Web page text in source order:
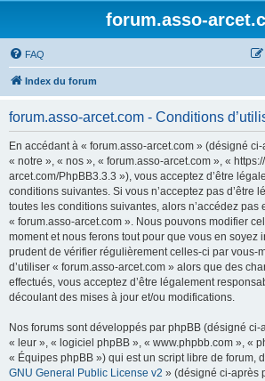
forum.asso-
FAQ
Index du forum
forum.asso-arcet.com - Conditions
En accédant à « forum.asso-arcet.com » (désigné
« notre », « nos », « forum.asso-arcet.com », «
arcet.com/PhpBB3.3.3 »), vous acceptez d’être
conditions suivantes. Si vous n’acceptez pas d’être
toutes les conditions suivantes, alors n’accédez pas
« forum.asso-arcet.com ». Nous pouvons modifier
moment et nous ferons tout pour que vous en soyez
prudent de vérifier régulièrement celles-ci par vous-
d’utiliser « forum.asso-arcet.com » alors que des
effectués, vous acceptez d’être légalement
découlant des mises à jour et/ou modifications.
Nos forums sont développés par phpBB (désigné ci-
« leur », « logiciel phpBB », « www.phpbb.com », «
« Équipes phpBB ») qui est un script libre de forum,
GNU General Public License v2 » (désigné ci-après